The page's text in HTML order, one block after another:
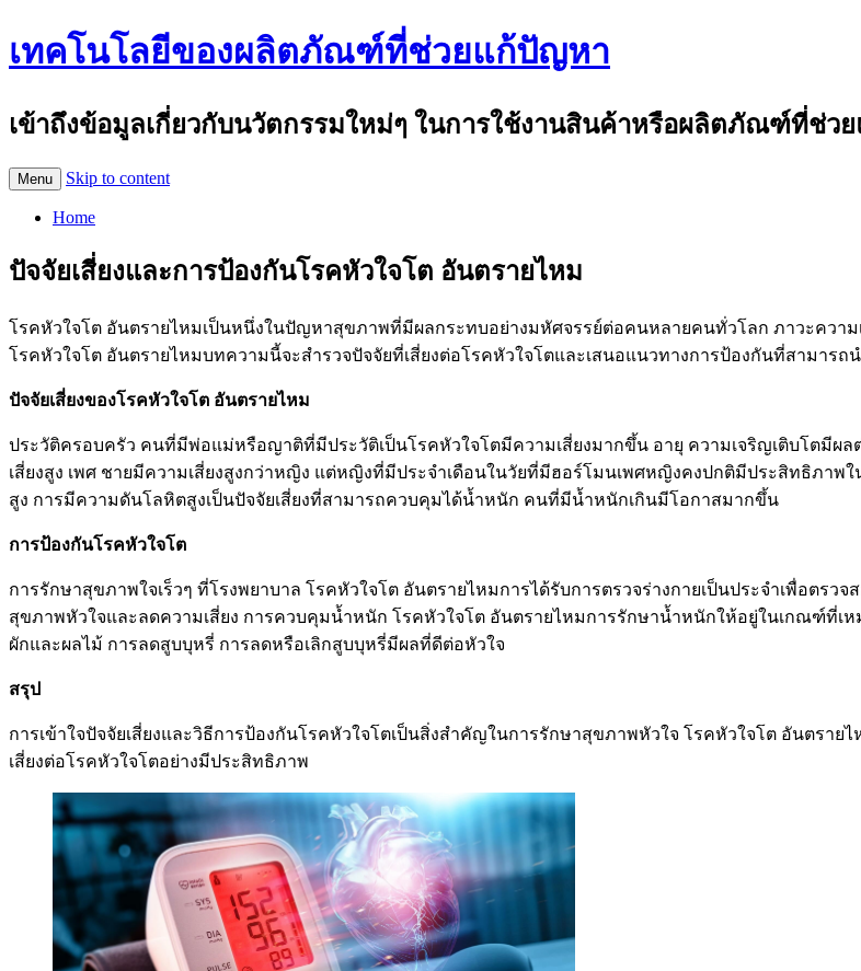
เทคโนโลยีของผลิตภัณฑ์ที่ช่วยแก้ปัญหา
เข้าถึงข้อมูลเกี่ยวกับนวัตกรรมใหม่ๆ ในการใช้งานสินค้าหรือผลิตภัณฑ์ที่ช่ว
Menu Skip to content
Home
ปัจจัยเสี่ยงและการป้องกันโรคหัวใจโต อันตรายไหม
โรคหัวใจโต อันตรายไหมเป็นหนึ่งในปัญหาสุขภาพที่มีผลกระทบอย่างมหัศจรรย์ต่อคนหลายคนทั่วโลก ภาวะความ
โรคหัวใจโต อันตรายไหมบทความนี้จะสำรวจปัจจัยที่เสี่ยงต่อโรคหัวใจโตและเสนอแนวทางการป้องกันที่สามารถ
ปัจจัยเสี่ยงของโรคหัวใจโต อันตรายไหม
ประวัติครอบครัว คนที่มีพ่อแม่หรือญาติที่มีประวัติเป็นโรคหัวใจโตมีความเสี่ยงมากขึ้น อายุ ความเจริญเติบโตมีผล
เสี่ยงสูง เพศ ชายมีความเสี่ยงสูงกว่าหญิง แต่หญิงที่มีประจำเดือนในวัยที่มีฮอร์โมนเพศหญิงคงปกติมีประสิทธิภาพ
สูง การมีความดันโลหิตสูงเป็นปัจจัยเสี่ยงที่สามารถควบคุมได้น้ำหนัก คนที่มีน้ำหนักเกินมีโอกาสมากขึ้น
การป้องกันโรคหัวใจโต
การรักษาสุขภาพใจเร็วๆ ที่โรงพยาบาล โรคหัวใจโต อันตรายไหมการได้รับการตรวจร่างกายเป็นประจำเพื่อตร
สุขภาพหัวใจและลดความเสี่ยง การควบคุมน้ำหนัก โรคหัวใจโต อันตรายไหมการรักษาน้ำหนักให้อยู่ในเกณฑ์ที่เ
ผักและผลไม้ การลดสูบบุหรี่ การลดหรือเลิกสูบบุหรี่มีผลที่ดีต่อหัวใจ
สรุป
การเข้าใจปัจจัยเสี่ยงและวิธีการป้องกันโรคหัวใจโตเป็นสิ่งสำคัญในการรักษาสุขภาพหัวใจ โรคหัวใจโต อันตร
เสี่ยงต่อโรคหัวใจโตอย่างมีประสิทธิภาพ